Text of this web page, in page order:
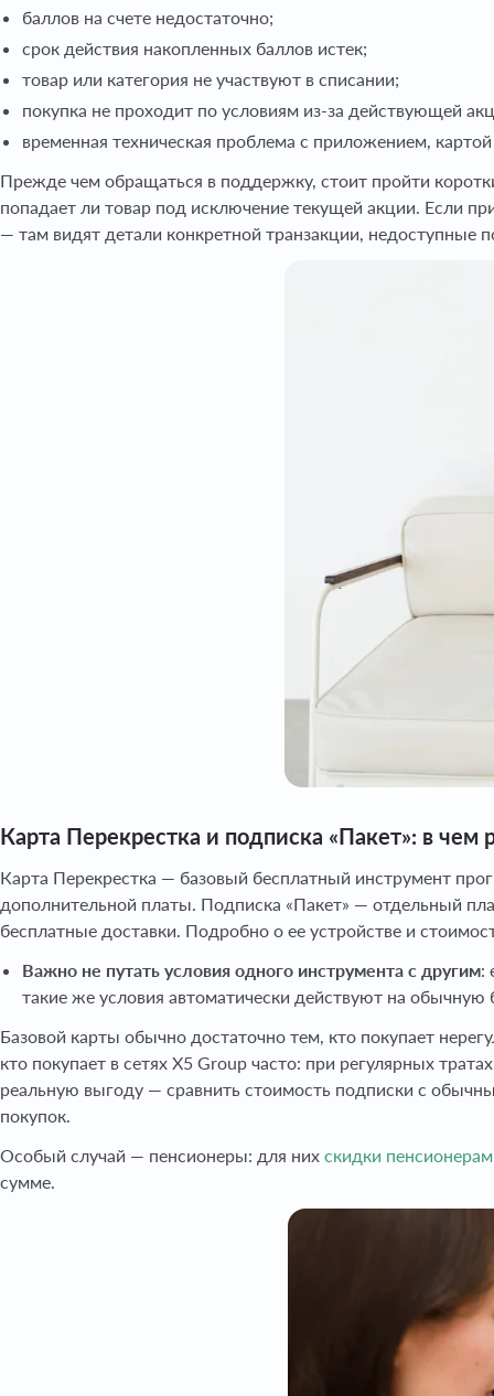
баллов на счете недостаточно;
срок действия накопленных баллов истек;
товар или категория не участвуют в списании;
покупка не проходит по условиям из-за действующей
временная техническая проблема с приложением,
Прежде чем обращаться в поддержку, стоит пройти
попадает ли товар под исключение текущей акции. Если
— там видят детали конкретной транзакции, недоступные
Карта Перекрестка и подписка «Пакет»: в чем
Карта Перекрестка — базовый бесплатный инструмент
дополнительной платы. Подписка «Пакет» — отдельный
бесплатные доставки. Подробно о ее устройстве и
Важно не путать условия одного инструмента с другим:
такие же условия автоматически действуют на обычную
Базовой карты обычно достаточно тем, кто покупает
кто покупает в сетях X5 Group часто: при регулярных
реальную выгоду — сравнить стоимость подписки с
покупок.
Особый случай — пенсионеры: для них скидки
сумме.